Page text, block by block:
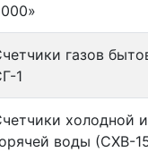
газов
1
холодной и
воды (СХВ-